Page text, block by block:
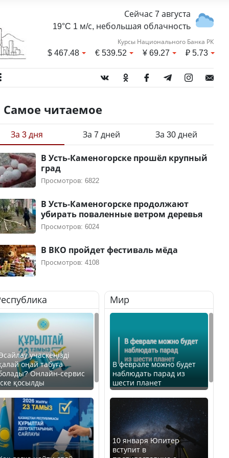
Сейчас 7 августа
19°C 1 м/с, небольшая облачность
Курсы Национального Банка РК
$467.48 €539.52 ¥69.27 ₽5.73
Самое читаемое
За 3 дня За 7 дней За 30 дней
В Усть-Каменогорске прошёл крупный
град
Просмотров: 6822
В Усть-Каменогорске продолжают
убирать поваленные ветром деревья
Просмотров: 6024
В ВКО пройдет фестиваль мёда
Просмотров: 4108
учаскеңізді
оңай табуға
Онлайн-сервис
қосылды
Мир
В феврале можно будет
наблюдать парад из
шести планет
10 января Юпитер
вступит в